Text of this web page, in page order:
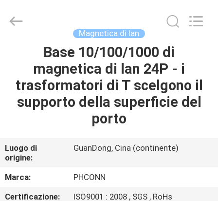
PRODOTTI
CIRCA
GIRO
DELLA
FABBRICA
Electronics
Magnetica di lan
Base 10/100/1000 di
magnetica di lan 24P - i
trasformatori di T scelgono il
supporto della superficie del
porto
Luogo di
origine:
GuanDong, Cina (continente)
Marca:
PHCONN
Certificazione:
ISO9001 : 2008 , SGS , RoHs